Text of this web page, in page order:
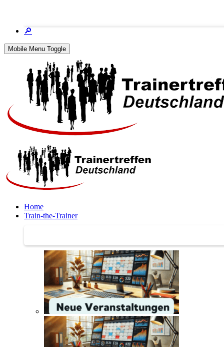
🔎
Mobile Menu Toggle
Home
Train-the-Trainer